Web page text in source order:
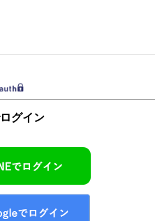
グイン